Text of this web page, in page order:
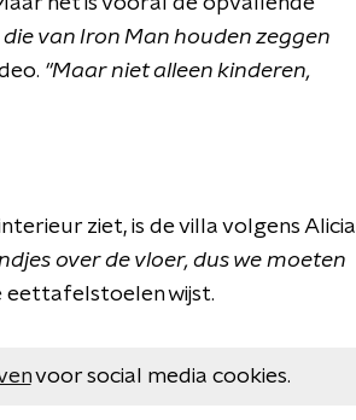
van Iron Man houden zeggen
"Maar niet alleen kinderen,
ziet, is de villa volgens Alicia
over de vloer, dus we moeten
eettafelstoelen wijst.
voor social media cookies.